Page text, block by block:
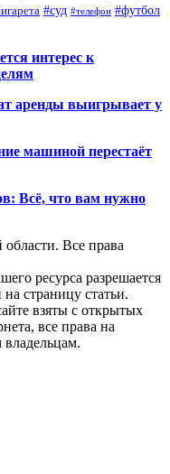
#суд #телефон #футбол
интерес к
аренды выигрывает у
машиной перестаёт
Всё, что вам нужно
Все права
ресурса разрешается
страницу статьи.
взяты с открытых
все права на